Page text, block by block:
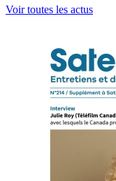
Voir toutes les actus